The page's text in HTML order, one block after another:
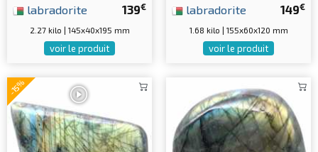
139€
labradorite
2.27 kilo | 145x40x195 mm
voir le produit
149€
labradorite
1.68 kilo | 155x60x120 mm
voir le produit
-15%